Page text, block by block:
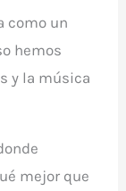
como un
hemos
y la música
mejor que